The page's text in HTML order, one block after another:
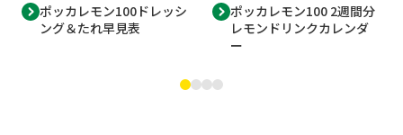
ポッカレモン100ドレッシ
ング＆たれ早見表
ポッカレモン100 2週間分
レモンドリンクカレンダ
ー